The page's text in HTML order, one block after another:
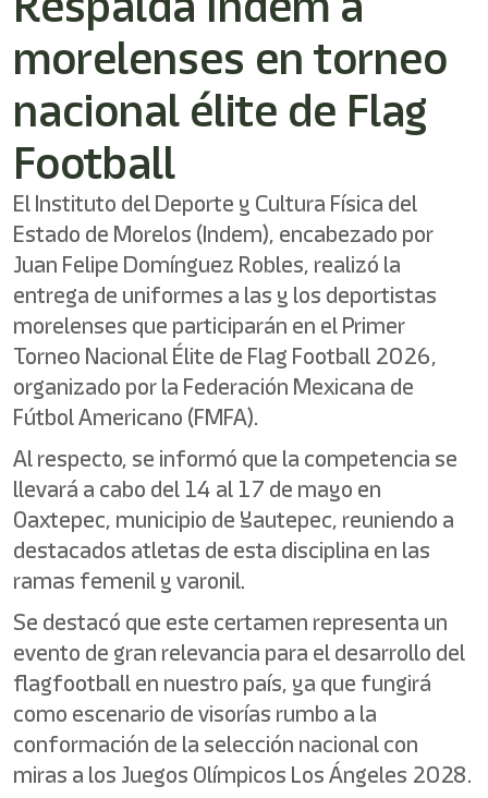
morelenses en torneo
nacional élite de Flag
Football
El Instituto del Deporte y Cultura Física del
Estado de Morelos (Indem), encabezado por
Juan Felipe Domínguez Robles, realizó la
entrega de uniformes a las y los deportistas
morelenses que participarán en el Primer
Torneo Nacional Élite de Flag Football 2026,
organizado por la Federación Mexicana de
Fútbol Americano (FMFA).
Al respecto, se informó que la competencia se
llevará a cabo del 14 al 17 de mayo en
Oaxtepec, municipio de Yautepec, reuniendo a
destacados atletas de esta disciplina en las
ramas femenil y varonil.
Se destacó que este certamen representa un
evento de gran relevancia para el desarrollo del
flagfootball en nuestro país, ya que fungirá
como escenario de visorías rumbo a la
conformación de la selección nacional con
miras a los Juegos Olímpicos Los Ángeles 2028.